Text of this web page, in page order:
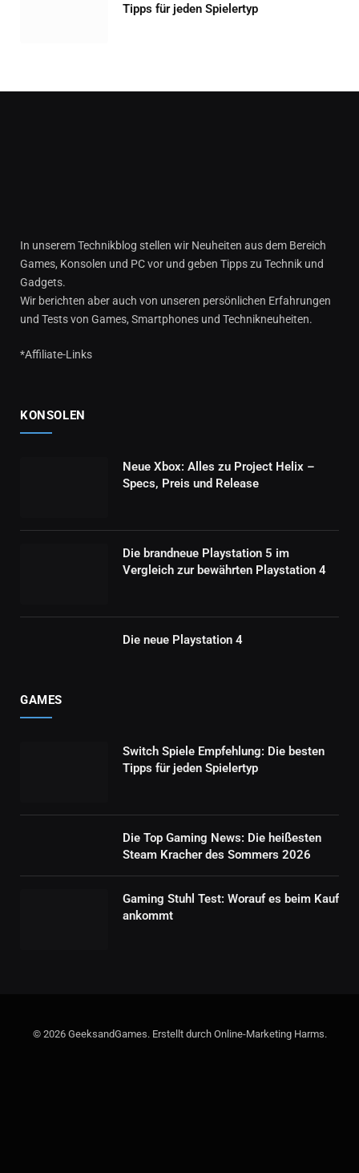
Tipps für jeden Spielertyp
In unserem Technikblog stellen wir Neuheiten aus dem Bereich
Games, Konsolen und PC vor und geben Tipps zu Technik und
Gadgets.
Wir berichten aber auch von unseren persönlichen Erfahrungen
und Tests von Games, Smartphones und Technikneuheiten.
*Affiliate-Links
KONSOLEN
Neue Xbox: Alles zu Project Helix –
Specs, Preis und Release
Die brandneue Playstation 5 im
Vergleich zur bewährten Playstation 4
Die neue Playstation 4
GAMES
Switch Spiele Empfehlung: Die besten
Tipps für jeden Spielertyp
Die Top Gaming News: Die heißesten
Steam Kracher des Sommers 2026
Gaming Stuhl Test: Worauf es beim Kauf
ankommt
© 2026 GeeksandGames. Erstellt durch Online-Marketing Harms.